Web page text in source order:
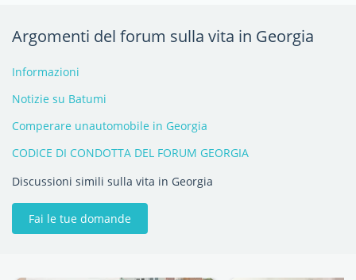
Argomenti del forum sulla vita in Georgia
Informazioni
Notizie su Batumi
Comperare unautomobile in Georgia
CODICE DI CONDOTTA DEL FORUM GEORGIA
Discussioni simili sulla vita in Georgia
Fai le tue domande